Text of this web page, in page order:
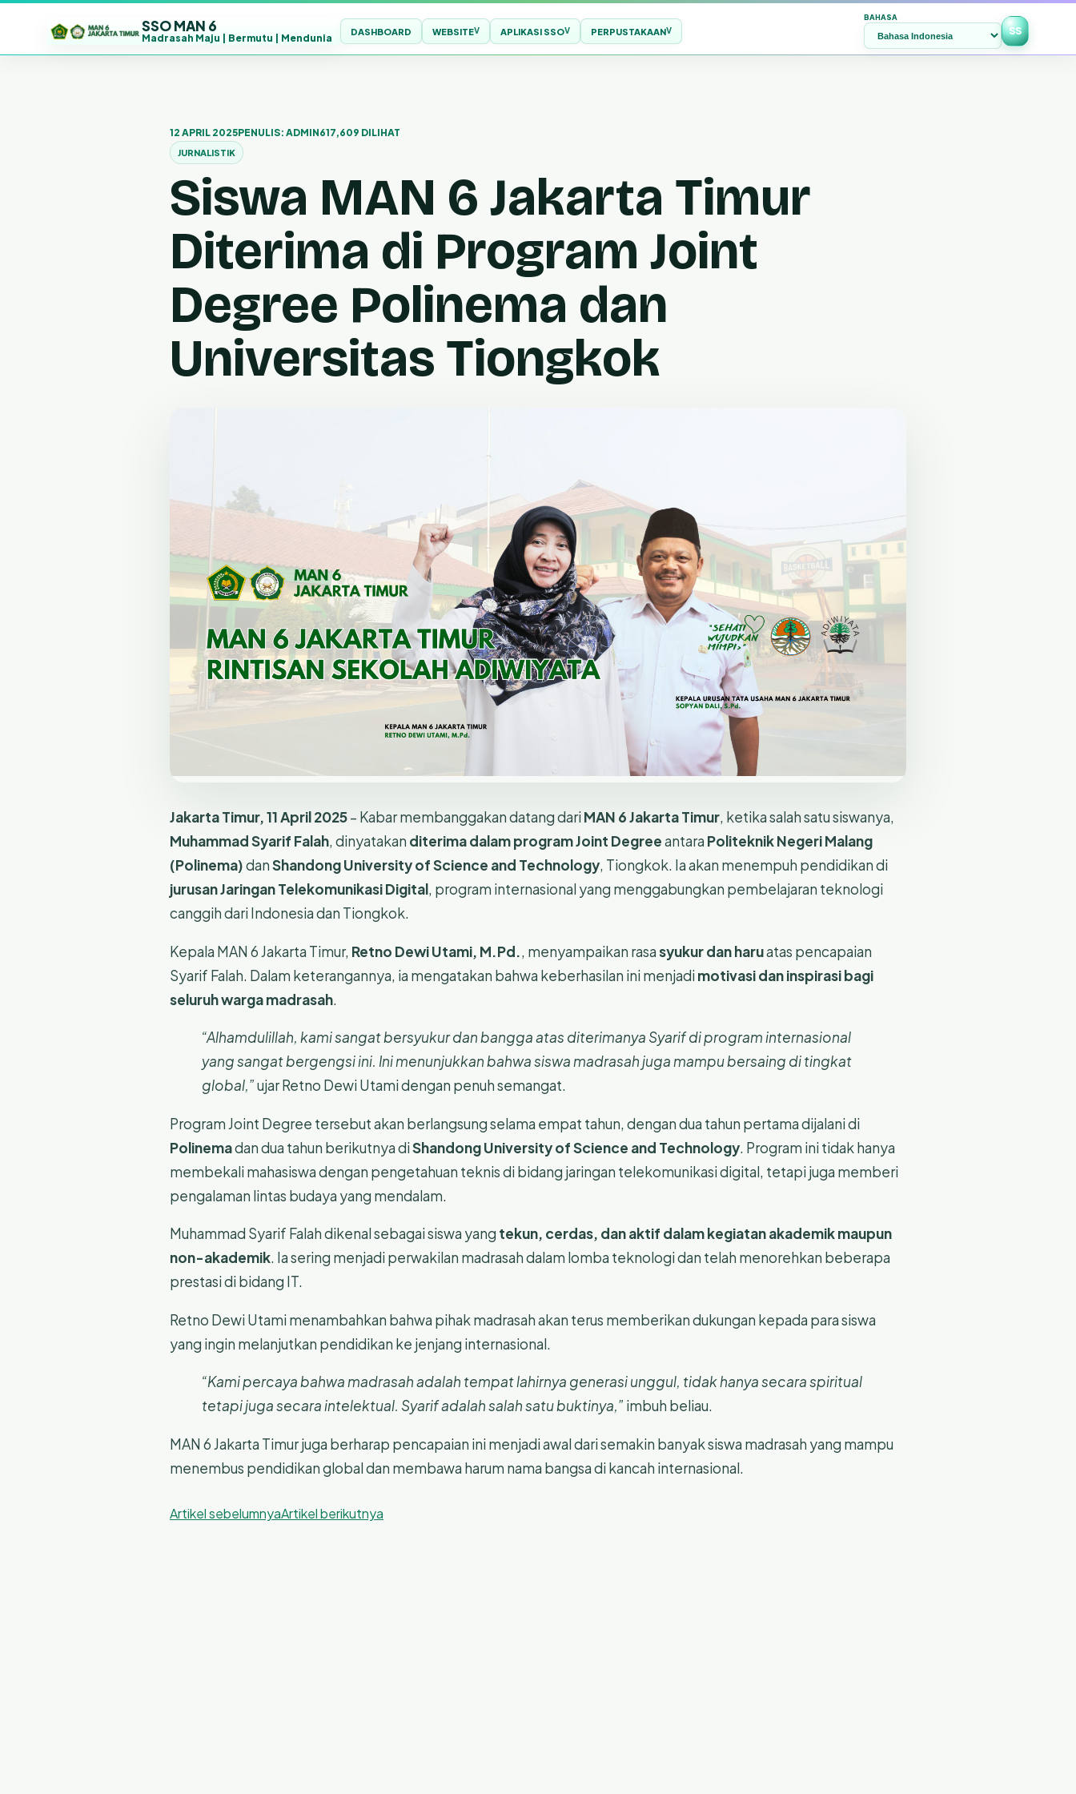
SSO MAN 6
Madrasah Maju | Bermutu | Mendunia
DASHBOARD WEBSITE APLIKASI SSO PERPUSTAKAAN
BAHASA
SS
12 APRIL 2025PENULIS: ADMIN617,609 DILIHAT
JURNALISTIK
Siswa MAN 6 Jakarta Timur
Diterima di Program Joint
Degree Polinema dan
Universitas Tiongkok
Jakarta Timur, 11 April 2025– Kabar membanggakan datang dari MAN 6 Jakarta Timur, ketika salah satu siswanya,
Muhammad Syarif Falah, dinyatakan diterima dalam program Joint Degreeantara Politeknik Negeri Malang
(Polinema)danShandong University of Science and Technology, Tiongkok. Ia akan menempuh pendidikan di
jurusan Jaringan Telekomunikasi Digital, program internasional yang menggabungkan pembelajaran teknologi
canggih dari Indonesia dan Tiongkok.
Kepala MAN 6 Jakarta Timur, Retno Dewi Utami, M.Pd., menyampaikan rasasyukur dan haruatas pencapaian
Syarif Falah. Dalam keterangannya, ia mengatakan bahwa keberhasilan ini menjadimotivasi dan inspirasi bagi
seluruh warga madrasah.
“Alhamdulillah, kami sangat bersyukur dan bangga atas diterimanya Syarif di program internasional
yang sangat bergengsi ini. Ini menunjukkan bahwa siswa madrasah juga mampu bersaing di tingkat
global,”ujar Retno Dewi Utami dengan penuh semangat.
Program Joint Degree tersebut akan berlangsung selama empat tahun, dengan dua tahun pertama dijalani di
Polinemadan dua tahun berikutnya diShandong University of Science and Technology. Program ini tidak hanya
membekali mahasiswa dengan pengetahuan teknis di bidang jaringan telekomunikasi digital, tetapi juga memberi
pengalaman lintas budaya yang mendalam.
Muhammad Syarif Falah dikenal sebagai siswa yang tekun, cerdas, dan aktif dalam kegiatan akademik maupun
non-akademik. Ia sering menjadi perwakilan madrasah dalam lomba teknologi dan telah menorehkan beberapa
prestasi di bidang IT.
Retno Dewi Utami menambahkan bahwa pihak madrasah akan terus memberikan dukungan kepada para siswa
yang ingin melanjutkan pendidikan ke jenjang internasional.
“Kami percaya bahwa madrasah adalah tempat lahirnya generasi unggul, tidak hanya secara spiritual
tetapi juga secara intelektual. Syarif adalah salah satu buktinya,” imbuh beliau.
MAN 6 Jakarta Timur juga berharap pencapaian ini menjadi awal dari semakin banyak siswa madrasah yang mampu
menembus pendidikan global dan membawa harum nama bangsa di kancah internasional.
Artikel sebelumnyaArtikel berikutnya